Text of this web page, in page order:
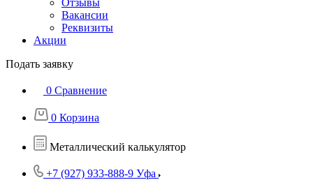
Отзывы
Вакансии
Реквизиты
Акции
Подать заявку
0 Сравнение
0 Корзина
Металлический калькулятор
+7 (927) 933-888-9 Уфа